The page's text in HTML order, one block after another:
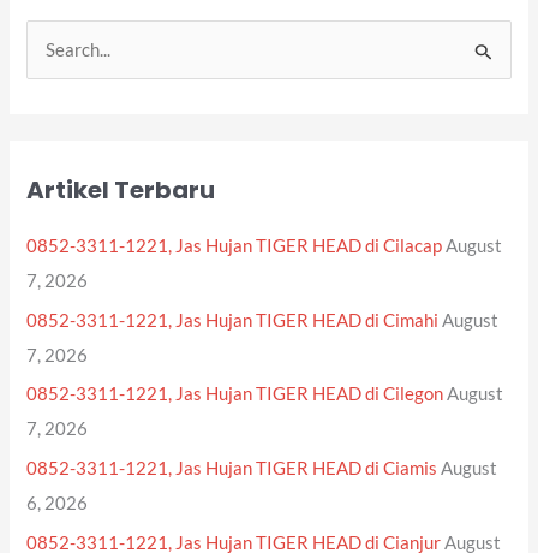
c
Artikel Terbaru
0852-3311-1221, Jas Hujan TIGER HEAD di Cilacap August
7, 2026
0852-3311-1221, Jas Hujan TIGER HEAD di Cimahi August
7, 2026
0852-3311-1221, Jas Hujan TIGER HEAD di Cilegon August
7, 2026
0852-3311-1221, Jas Hujan TIGER HEAD di Ciamis August
6, 2026
0852-3311-1221, Jas Hujan TIGER HEAD di Cianjur August